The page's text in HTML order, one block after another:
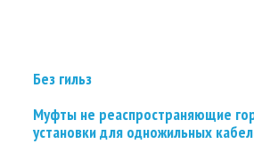
Без гильз
Муфты не реаспространяющие
установки для одножильных